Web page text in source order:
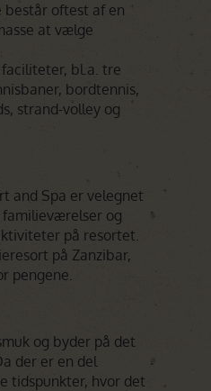
består oftest af en
at vælge
bl.a. tre
bordtennis,
strand-volley og
and Spa er velegnet
og
på resortet.
på Zanzibar,
pengene.
og byder på det
der er en del
tidspunkter, hvor det